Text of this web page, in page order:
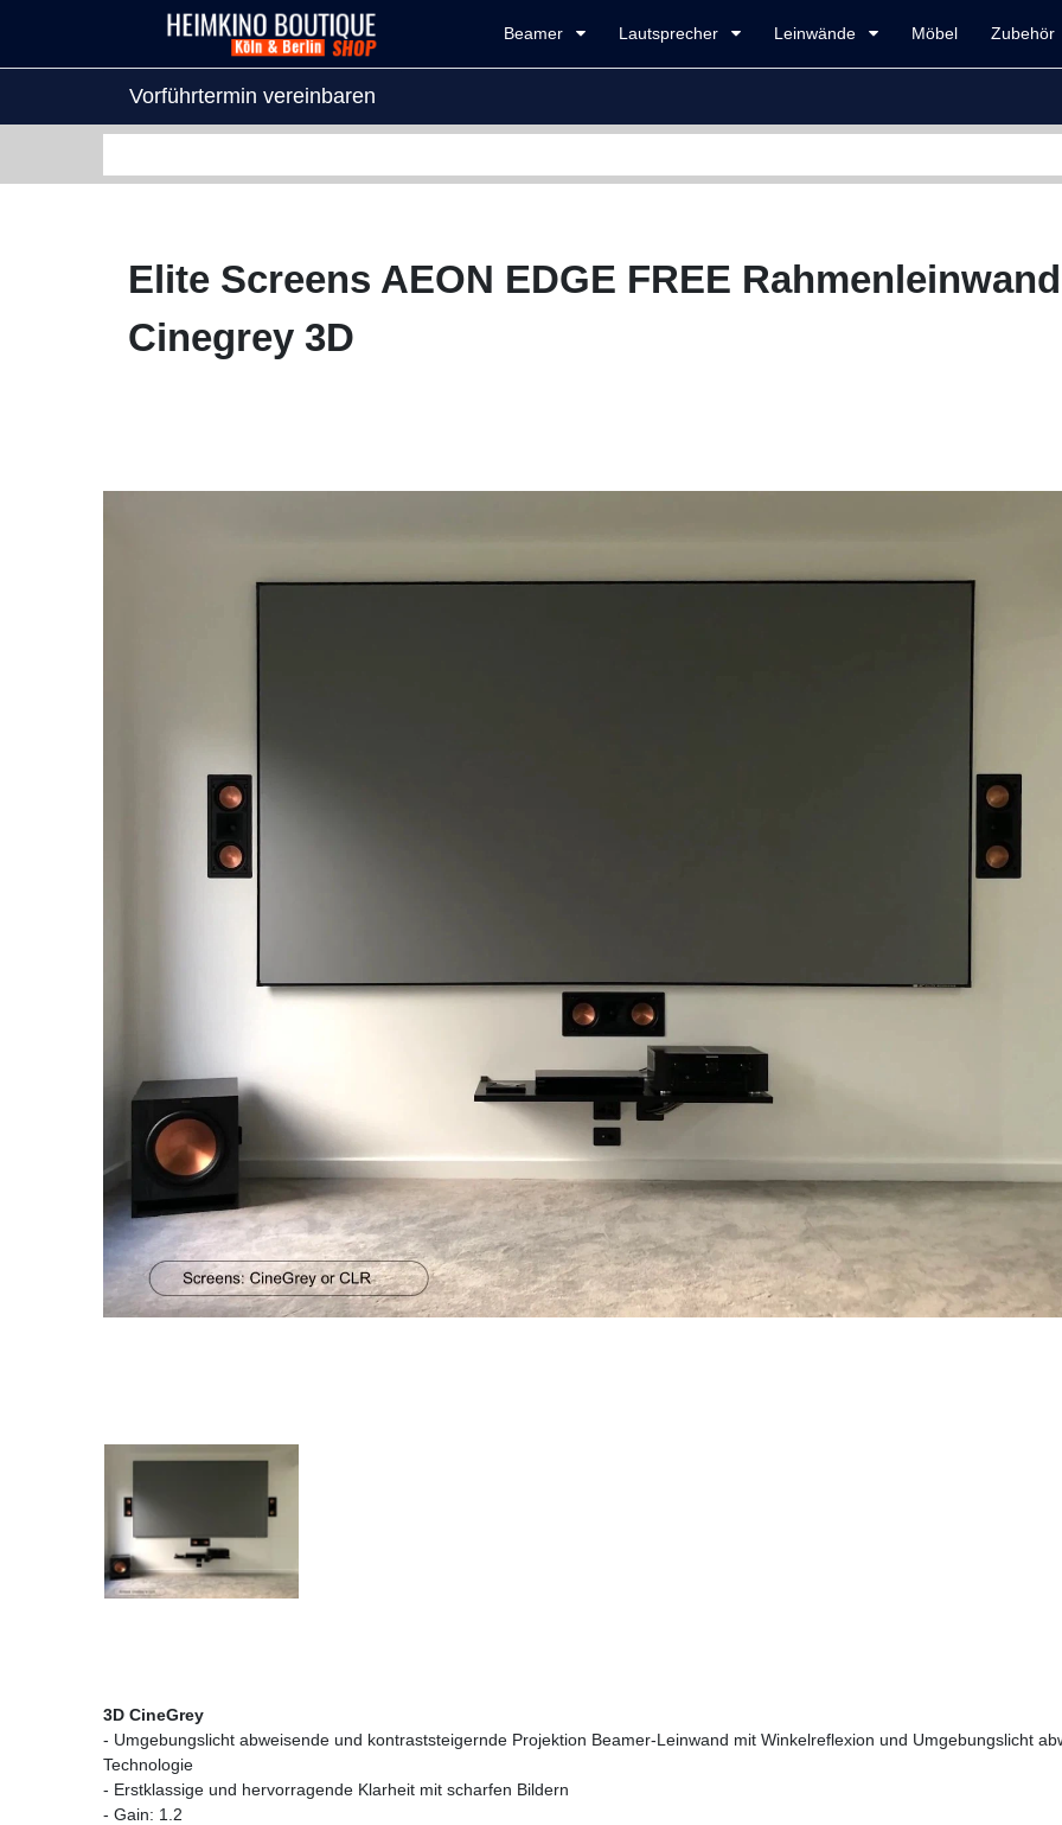
Beamer Lautsprecher Leinwände Möbel Zubehör
Vorführtermin vereinbaren
Elite Screens AEON EDGE FREE Rahmenleinwand
Cinegrey 3D
3D CineGrey
- Umgebungslicht abweisende und kontraststeigernde Projektion Beamer-Leinwand mit Winkelreflexion und Umgebungslicht
Technologie
- Erstklassige und hervorragende Klarheit mit scharfen Bildern
- Gain: 1.2